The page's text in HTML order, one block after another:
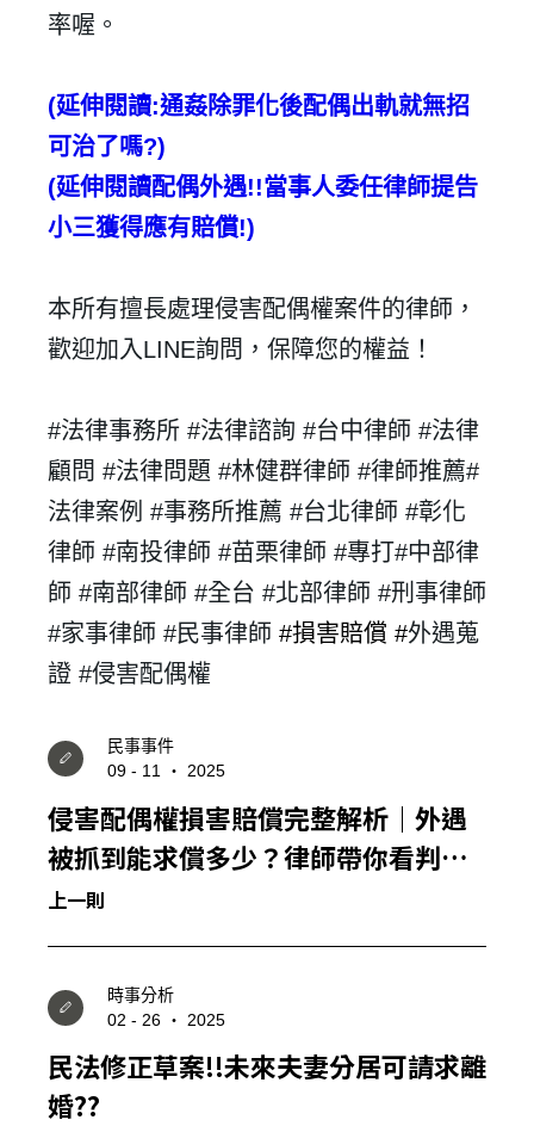
民事事件
09 - 11 ‧ 2025
侵害配偶權損害賠償完整解析｜外遇
被抓到能求償多少？律師帶你看判決
實例
上一則
時事分析
02 - 26 ‧ 2025
民法修正草案!!未來夫妻分居可請求離
婚??
率喔。
(延伸閱讀:通姦除罪化後配偶出軌就無招
可治了嗎?)
(延伸閱讀配偶外遇!!當事人委任律師提告
小三獲得應有賠償!)
本所有擅長處理侵害配偶權案件的律師，
歡迎加入LINE詢問，保障您的權益！
#法律事務所 #法律諮詢 #台中律師 #法律
顧問 #法律問題 #林健群律師 #律師推薦#
法律案例 #事務所推薦 #台北律師 #彰化
律師 #南投律師 #苗栗律師 #專打#中部律
師 #南部律師 #全台 #北部律師 #刑事律師
#家事律師 #民事律師 #損害賠償 #外遇蒐
證 #侵害配偶權